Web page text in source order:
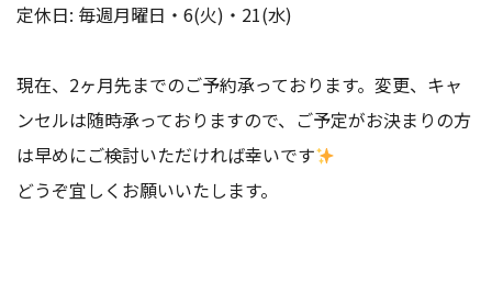
定休日: 毎週月曜日・6(火)・21(水)
現在、2ヶ月先までのご予約承っております。変更、キャ
ンセルは随時承っておりますので、ご予定がお決まりの方
は早めにご検討いただければ幸いです
どうぞ宜しくお願いいたします。